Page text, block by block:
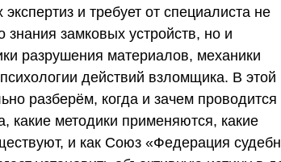
экспертиз и требует от специалиста не
знания замковых устройств, но и
разрушения материалов, механики
действий взломщика. В этой
разберём, когда и зачем проводится
какие методики применяются, какие
и как Союз «Федерация